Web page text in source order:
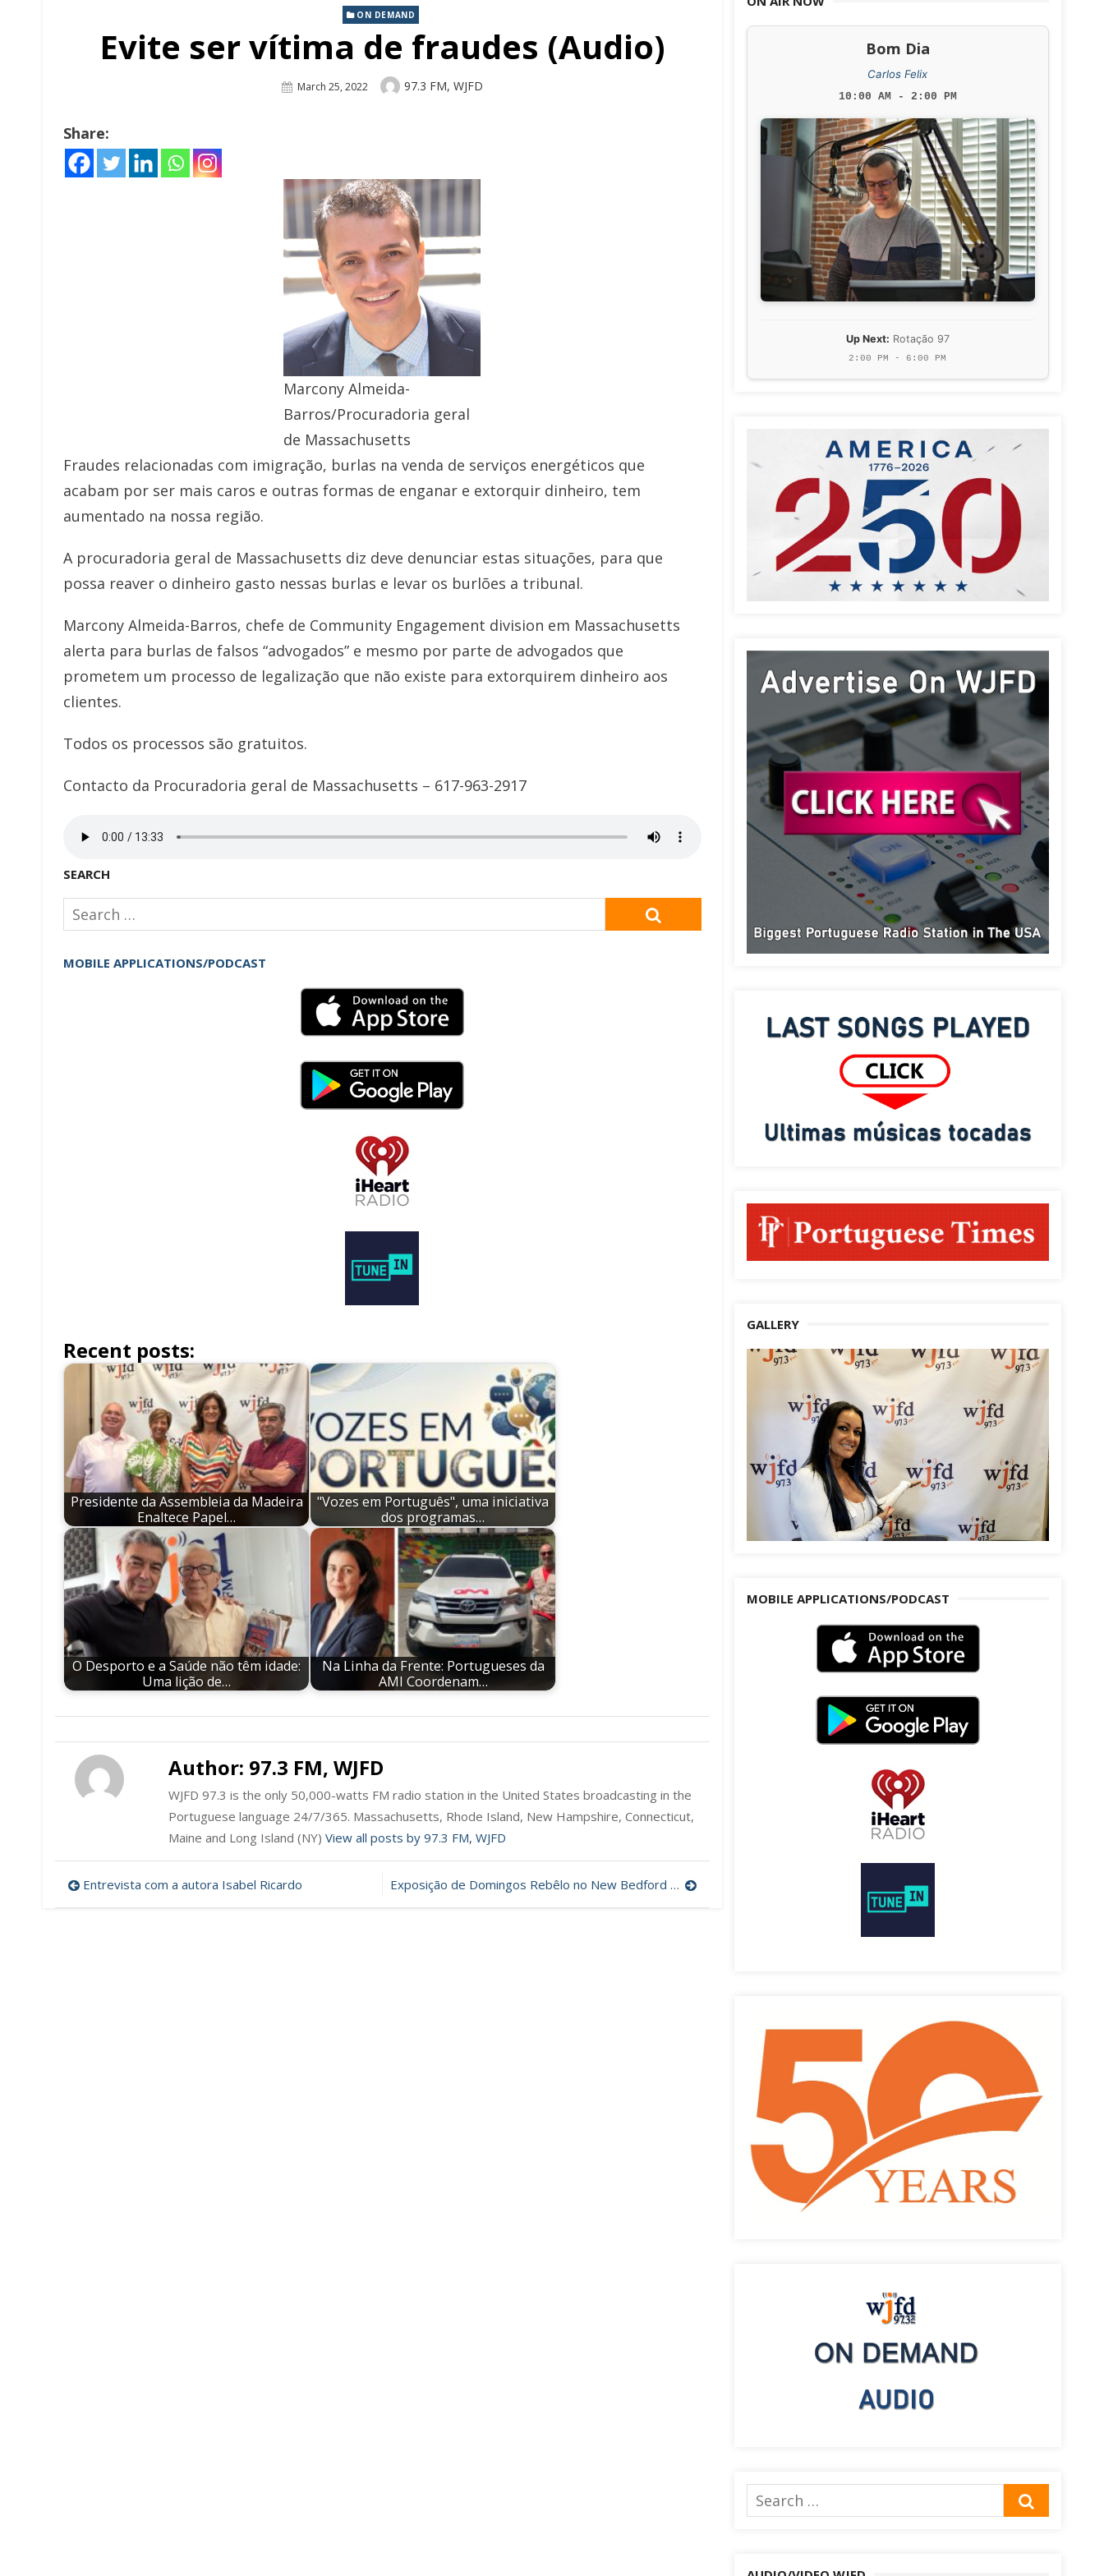
ON DEMAND
Evite ser vítima de fraudes (Audio)
Posted
March 25, 2022 Author
97.3 FM, WJFD
Share:
Marcony Almeida-
Barros/Procuradoria geral
de Massachusetts
Fraudes relacionadas com imigração, burlas na venda de serviços energéticos que
acabam por ser mais caros e outras formas de enganar e extorquir dinheiro, tem
aumentado na nossa região.
A procuradoria geral de Massachusetts diz deve denunciar estas situações, para que
possa reaver o dinheiro gasto nessas burlas e levar os burlões a tribunal.
Marcony Almeida-Barros, chefe de Community Engagement division em Massachusetts
alerta para burlas de falsos “advogados” e mesmo por parte de advogados que
prometem um processo de legalização que não existe para extorquirem dinheiro aos
clientes.
Todos os processos são gratuitos.
Contacto da Procuradoria geral de Massachusetts – 617-963-2917
SEARCH
Search
for:
MOBILE APPLICATIONS/PODCAST
Recent posts:
Presidente da Assembleia da Madeira
Enaltece Papel…
"Vozes em Português", uma iniciativa
dos programas…
O Desporto e a Saúde não têm idade:
Uma lição de…
Na Linha da Frente: Portugueses da
AMI Coordenam…
Author: 97.3 FM, WJFD
WJFD 97.3 is the only 50,000-watts FM radio station in the United States broadcasting in the
Portuguese language 24/7/365. Massachusetts, Rhode Island, New Hampshire, Connecticut,
Maine and Long Island (NY) View all posts by 97.3 FM, WJFD
Post
navigation
Entrevista com a autora Isabel Ricardo Exposição de Domingos Rebêlo no New Bedford Whaling Museum até Setembro de 2022
Bom Dia
Carlos Felix
10:00 AM - 2:00 PM
Up Next: Rotação 97
2:00 PM - 6:00 PM
GALLERY
MOBILE APPLICATIONS/PODCAST
Search
for: